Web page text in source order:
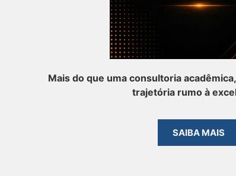
Mais do que uma consultoria
trajetória rumo à
SAIBA MAIS